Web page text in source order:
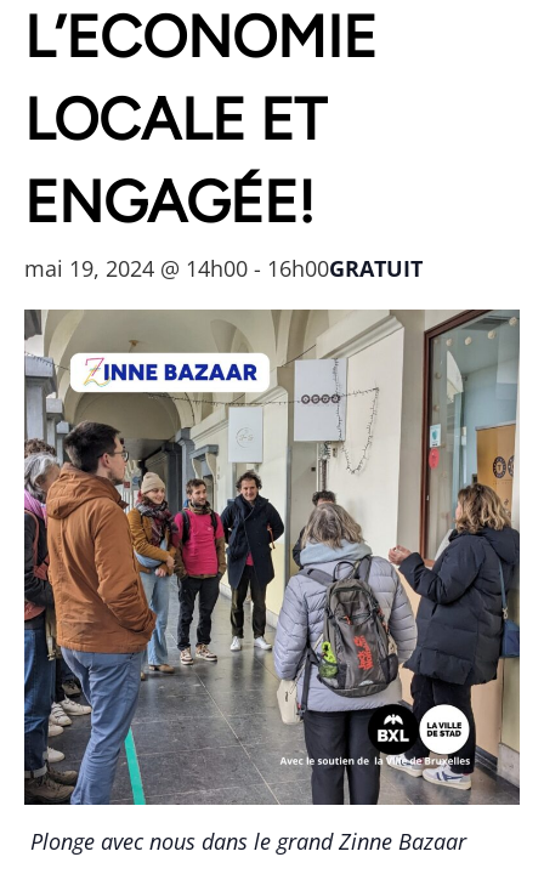
L’ECONOMIE
LOCALE ET
ENGAGÉE!
mai 19, 2024 @ 14h00 - 16h00GRATUIT
Plonge avec nous dans le grand Zinne Bazaar